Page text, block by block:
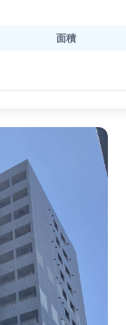
面積